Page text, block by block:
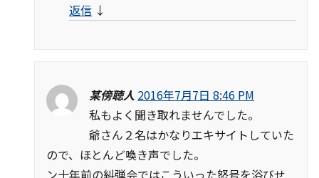
返信 ↓
某傍聴人 2016年7月7日 8:46 PM
私もよく聞き取れませんでした。
爺さん２名はかなりエキサイトしていた
ので、ほとんど喚き声でした。
ン十年前の糾弾会ではこういった怒号を浴びせ